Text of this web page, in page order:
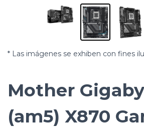
* Las imágenes se exhiben con fines
Mother
(am5) X870